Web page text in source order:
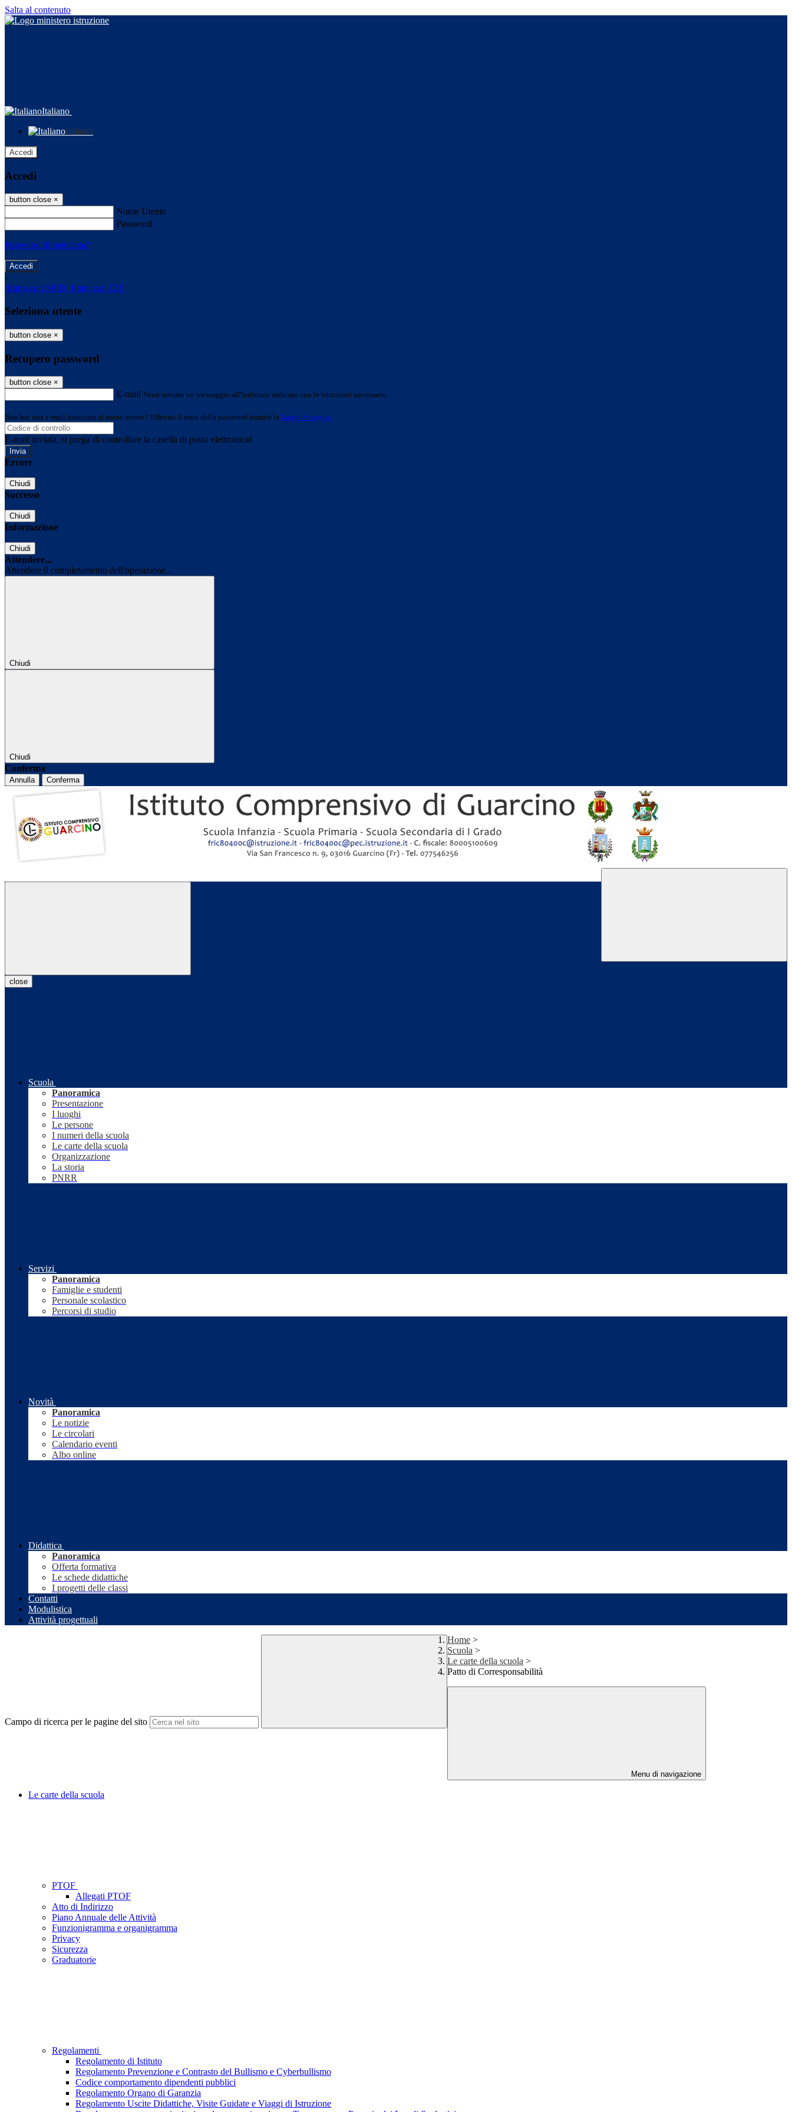
Salta al contenuto
Italiano
Italiano
Accedi
Accedi
button close ×
Nome Utente
Password
Password dimenticata?
-
Entra con SPID Entra con CIE
Seleziona utente
button close ×
Recupero password
button close ×
E-mail Verrà inviato un messaggio all'indirizzo indicato con le istruzioni necessarie.
Non hai una e-mail associata al nome utente? Effettua il reset della password tramite la Login Spaggiari
E-mail inviata, si prega di controllare la casella di posta elettronica!
Errore
Chiudi
Successo
Chiudi
Informazione
Chiudi
Attendere...
Attendere il completamento dell'operazione...
Chiudi
Chiudi
Conferma
Annulla Conferma
close
Scuola
Panoramica
Presentazione
I luoghi
Le persone
I numeri della scuola
Le carte della scuola
Organizzazione
La storia
PNRR
Servizi
Panoramica
Famiglie e studenti
Personale scolastico
Percorsi di studio
Novità
Panoramica
Le notizie
Le circolari
Calendario eventi
Albo online
Didattica
Panoramica
Offerta formativa
Le schede didattiche
I progetti delle classi
Contatti
Modulistica
Attività progettuali
Campo di ricerca per le pagine del sito
Home >
Scuola >
Le carte della scuola >
Patto di Corresponsabilità
Menu di navigazione
Le carte della scuola
PTOF
Allegati PTOF
Atto di Indirizzo
Piano Annuale delle Attività
Funzionigramma e organigramma
Privacy
Sicurezza
Graduatorie
Regolamenti
Regolamento di Istituto
Regolamento Prevenzione e Contrasto del Bullismo e Cyberbullismo
Codice comportamento dipendenti pubblici
Regolamento Organo di Garanzia
Regolamento Uscite Didattiche, Visite Guidate e Viaggi di Istruzione